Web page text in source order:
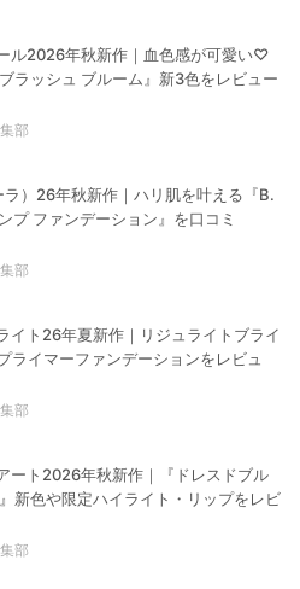
ル2026年秋新作｜血色感が可愛い♡
ブラッシュ ブルーム』新3色をレビュー
部
ラ）26年秋新作｜ハリ肌を叶える『B.
プ ファンデーション』を口コミ
部
イト26年夏新作｜リジュライトブライ
ライマーファンデーションをレビュ
部
ート2026年秋新作｜『ドレスドブル
新色や限定ハイライト・リップをレビ
部